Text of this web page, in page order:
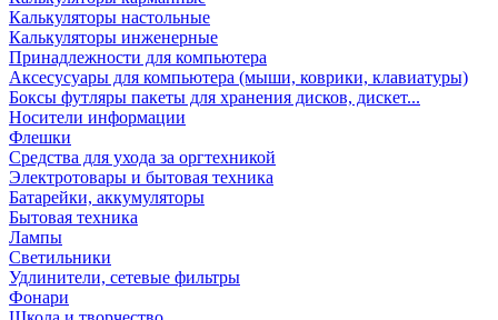
Калькуляторы настольные
Калькуляторы инженерные
Принадлежности для компьютера
Аксесусуары для компьютера (мыши, коврики, клавиатуры)
Боксы футляры пакеты для хранения дисков, дискет...
Носители информации
Флешки
Средства для ухода за оргтехникой
Электротовары и бытовая техника
Батарейки, аккумуляторы
Бытовая техника
Лампы
Светильники
Удлинители, сетевые фильтры
Фонари